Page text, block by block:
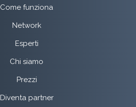
Come funziona
Network
Esperti
Chi siamo
Prezzi
Diventa partner